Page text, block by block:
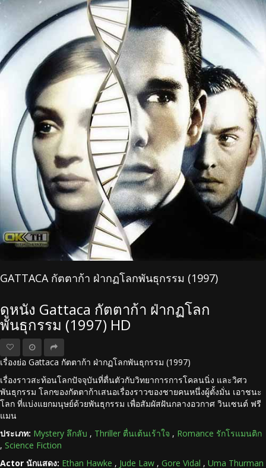
GATTACA กัตตาก้า ฝ่ากฏโลกพันธุกรรม (1997)
ดูหนัง Gattaca กัตตาก้า ฝ่ากฏโลก
พันธุกรรม (1997) HD
เรื่องย่อ Gattaca กัตตาก้า ฝ่ากฏโลกพันธุกรรม (1997)
เรื่องราวสะท้อนโลกปัจจุบันที่ตื่นตัวกับวิทยาการการโคลนนิ่ง และวิศว
พันธุกรรม โลกของกัตตาก้าเสนอเรื่องราวของชายคนหนึ่งผู้ตั้งมั่น เอาชนะ
โลก ที่แบ่งแยกมนุษย์ด้วยพันธุกรรม เพื่อสัมผัสฝันกลางอวกาศ วินเซนต์ ฟรี
แมน
ประเภท: Mystery ลึกลับ , Thriller ตื่นเต้นเร้าใจ , Romance รักโรแมนติก
, Science Fiction
Actor นักแสดง: Ethan Hawke , Jude Law , Gore Vidal , Uma Thurman